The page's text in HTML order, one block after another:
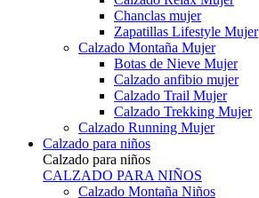
Chanclas mujer
Zapatillas Lifestyle Mujer
Calzado Montaña Mujer
Botas de Nieve Mujer
Calzado anfibio mujer
Calzado Trail Mujer
Calzado Trekking Mujer
Calzado Running Mujer
Calzado para niños
Calzado para niños
CALZADO PARA NIÑOS
Calzado Montaña Niños